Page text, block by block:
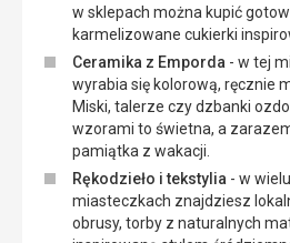
w sklepach można kupić
karmelizowane cukierki
Ceramika z Emporda - w tej
wyrabia się kolorową, ręcznie
Miski, talerze czy dzbanki
wzorami to świetna, a
pamiątka z wakacji.
Rękodzieło i tekstylia - w
miasteczkach znajdziesz
obrusy, torby z naturalnych